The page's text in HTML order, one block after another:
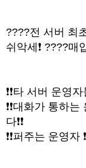
????전 서버 최초
쉬악세❗ ????
❗❗타 서버 운영
❗❗대화가 통하
다❗❗
❗❗퍼주는 운영자